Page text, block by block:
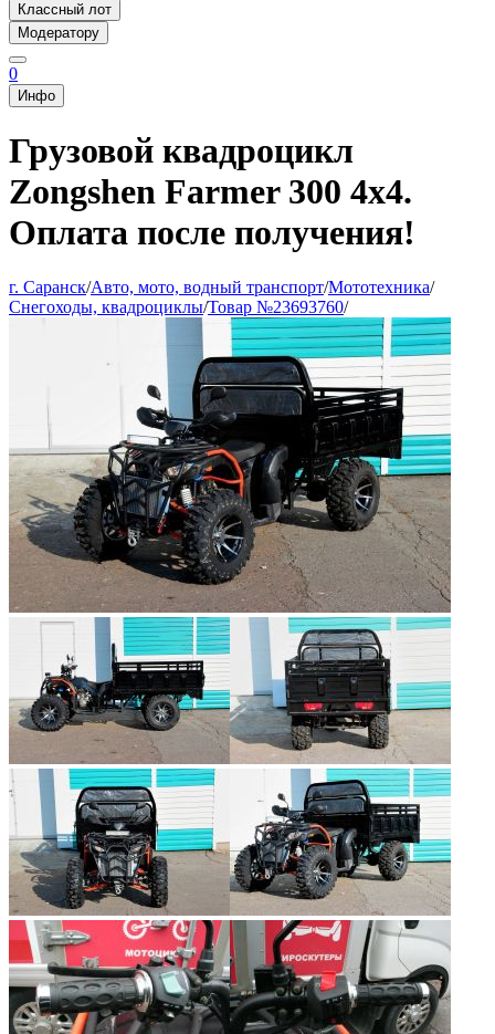
Классный лот
Модератору
0
Инфо
Грузовой квадроцикл
Zongshen Farmer 300 4х4.
Оплата после получения!
г. Саранск/Авто, мото, водный транспорт/Мототехника/
Снегоходы, квадроциклы/Товар №23693760/